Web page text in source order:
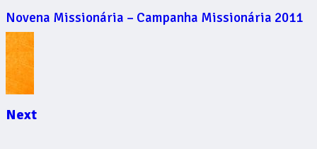
Novena Missionária – Campanha Missionária 2011
Next